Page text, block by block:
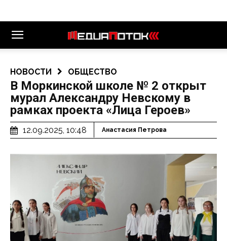
НОВОСТИ ОБЩЕСТВО
В Моркинской школе № 2 открыт
мурал Александру Невскому в
рамках проекта «Лица Героев»
12.09.2025, 10:48 Анастасия Петрова